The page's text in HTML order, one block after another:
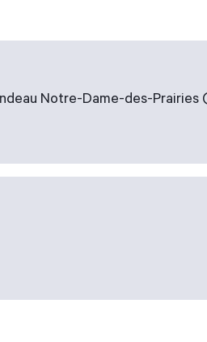
Notre-Dame-des-Prairies